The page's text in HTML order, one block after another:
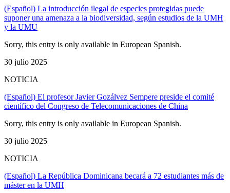
(Español) La introducción ilegal de especies protegidas puede
suponer una amenaza a la biodiversidad, según estudios de la UMH
y la UMU
Sorry, this entry is only available in European Spanish.
30 julio 2025
NOTICIA
(Español) El profesor Javier Gozálvez Sempere preside el comité
científico del Congreso de Telecomunicaciones de China
Sorry, this entry is only available in European Spanish.
30 julio 2025
NOTICIA
(Español) La República Dominicana becará a 72 estudiantes más de
máster en la UMH